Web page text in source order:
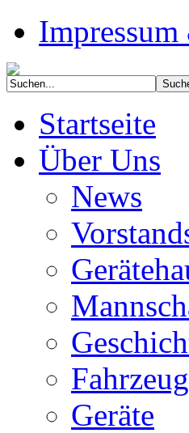
Startseite
Über Uns
News
Fahrzeug
Geräte